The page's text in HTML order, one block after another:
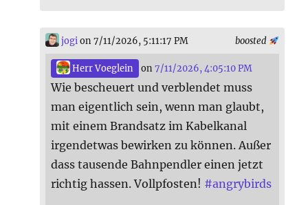
boosted
jogi on 7/11/2026, 5:11:17 PM
Herr Voeglein on7/11/2026, 4:05:10 PM
Wie bescheuert und verblendet muss
man eigentlich sein, wenn man glaubt,
mit einem Brandsatz im Kabelkanal
irgendetwas bewirken zu können. Außer
dass tausende Bahnpendler einen jetzt
richtig hassen. Vollpfosten! #angrybirds